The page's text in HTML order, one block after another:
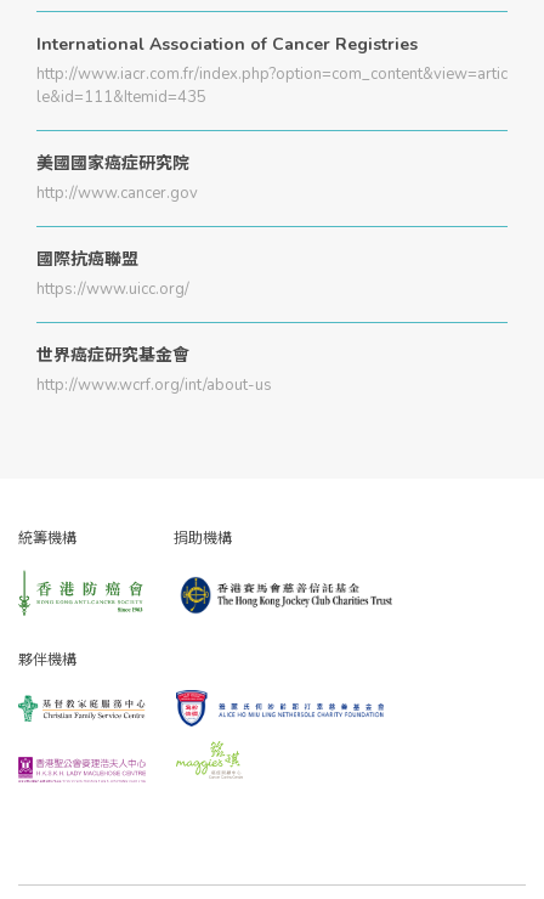
International Association of Cancer Registries
http://www.iacr.com.fr/index.php?option=com_content&view=artic
le&id=111&Itemid=435
美國國家癌症研究院
http://www.cancer.gov
國際抗癌聯盟
https://www.uicc.org/
世界癌症研究基金會
http://www.wcrf.org/int/about-us
統籌機構 捐助機構
夥伴機構